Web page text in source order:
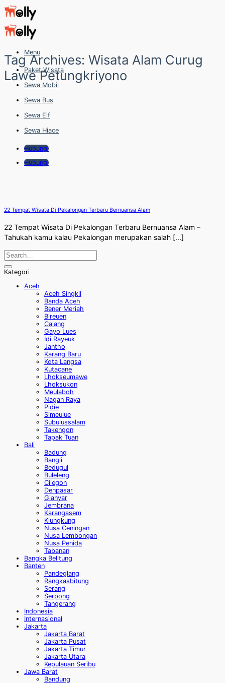
Skip
to
content
Menu
Paket Wisata
Sewa Mobil
Sewa Bus
Sewa Elf
Sewa Hiace
Hubungi
Hubungi
Tag Archives: Wisata Alam Curug
Lawe Petungkriyono
22 Tempat Wisata Di Pekalongan Terbaru Bernuansa Alam
22 Tempat Wisata Di Pekalongan Terbaru Bernuansa Alam –
Tahukah kamu kalau Pekalongan merupakan salah [...]
Kategori
Aceh
Aceh Singkil
Banda Aceh
Bener Meriah
Bireuen
Calang
Gayo Lues
Idi Rayeuk
Jantho
Karang Baru
Kota Langsa
Kutacane
Lhokseumawe
Lhoksukon
Meulaboh
Nagan Raya
Pidie
Simeulue
Subulussalam
Takengon
Tapak Tuan
Bali
Badung
Bangli
Bedugul
Buleleng
Cilegon
Denpasar
Gianyar
Jembrana
Karangasem
Klungkung
Nusa Ceningan
Nusa Lembongan
Nusa Penida
Tabanan
Bangka Belitung
Banten
Pandeglang
Rangkasbitung
Serang
Serpong
Tangerang
Indonesia
Internasional
Jakarta
Jakarta Barat
Jakarta Pusat
Jakarta Timur
Jakarta Utara
Kepulauan Seribu
Jawa Barat
Bandung